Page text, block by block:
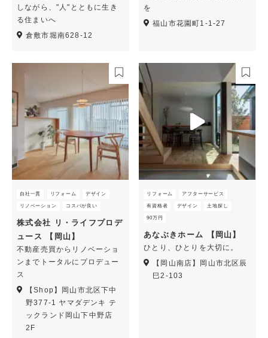
しながら、"人"とともに生き
る住まいへ
倉敷市堀南628-12
を
福山市花園町1-1-27
自社一貫 リフォーム デザイン
リノベーション コスパが良い
株式会社 リ・ライフプロデ
ュース 【岡山】
不動産売買からリノベーショ
ンまでトータルにプロデュー
ス
【Shop】岡山市北区下中
野377-1 ヤマダデンキ テ
ックランド岡山下中野店
2F
リフォーム アフターサービス
有資格者 デザイン 土地探し
90万円
あなぶきホーム 【岡山】
ひとり、ひとりを大切に。
【岡山南店】岡山市北区辰
巳2-103